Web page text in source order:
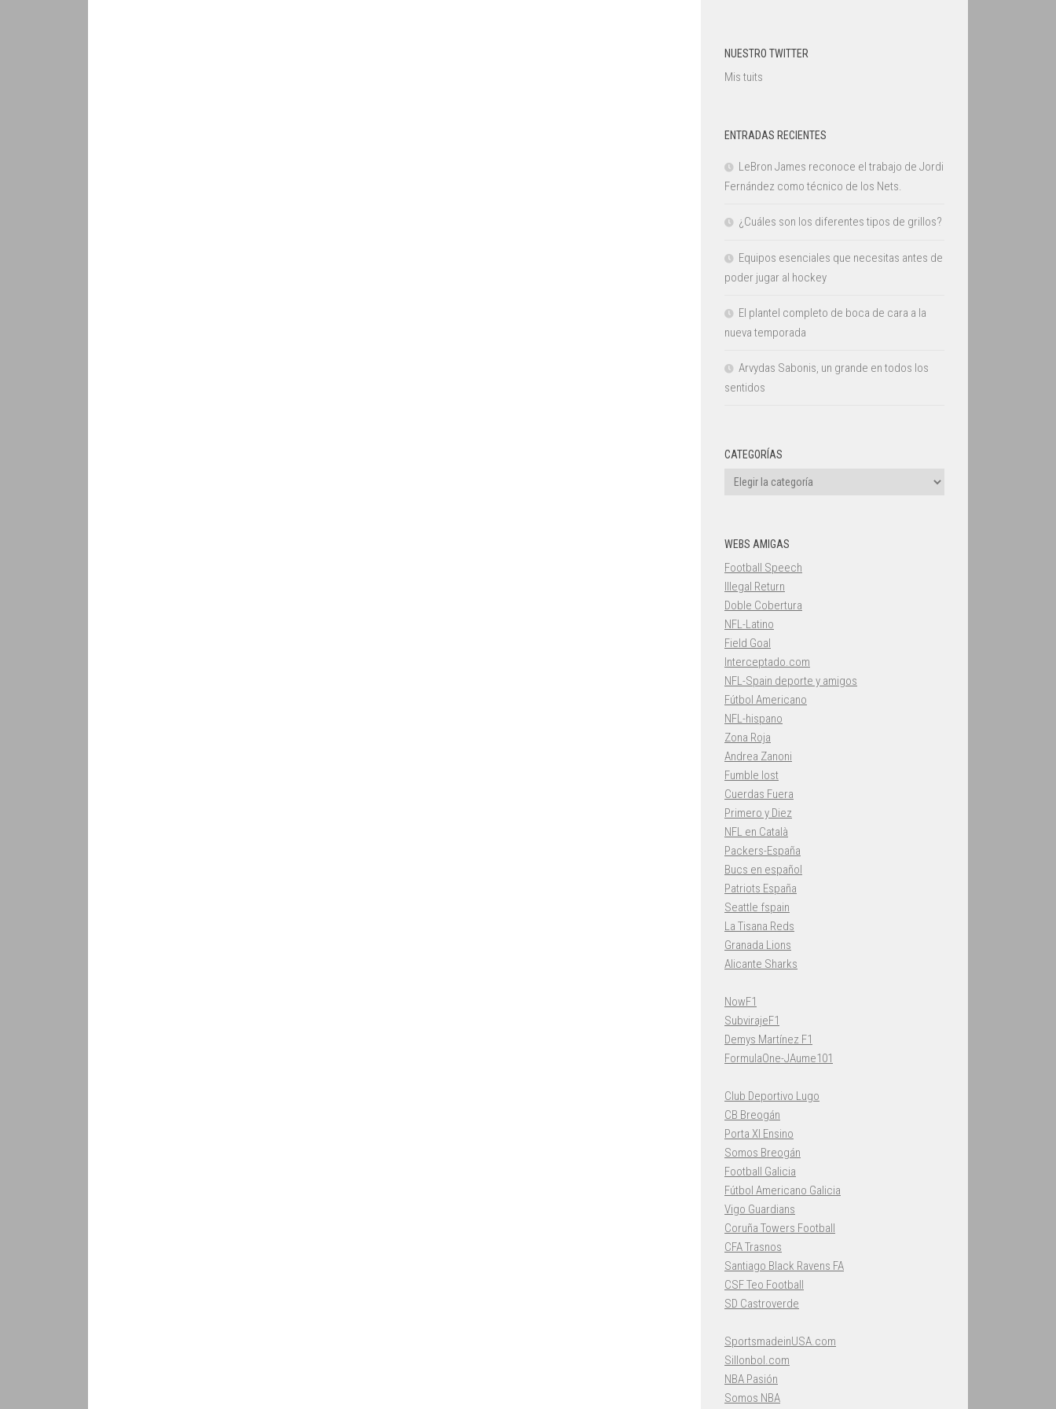
NUESTRO TWITTER
Mis tuits
ENTRADAS RECIENTES
LeBron James reconoce el trabajo de Jordi
Fernández como técnico de los Nets.
¿Cuáles son los diferentes tipos de grillos?
Equipos esenciales que necesitas antes de
poder jugar al hockey
El plantel completo de boca de cara a la
nueva temporada
Arvydas Sabonis, un grande en todos los
sentidos
CATEGORÍAS
Categorías
WEBS AMIGAS
Football Speech
Illegal Return
Doble Cobertura
NFL-Latino
Field Goal
Interceptado.com
NFL-Spain deporte y amigos
Fútbol Americano
NFL-hispano
Zona Roja
Andrea Zanoni
Fumble lost
Cuerdas Fuera
Primero y Diez
NFL en Català
Packers-España
Bucs en español
Patriots España
Seattle fspain
La Tisana Reds
Granada Lions
Alicante Sharks
NowF1
SubvirajeF1
Demys Martínez F1
FormulaOne-JAume101
Club Deportivo Lugo
CB Breogán
Porta XI Ensino
Somos Breogán
Football Galicia
Fútbol Americano Galicia
Vigo Guardians
Coruña Towers Football
CFA Trasnos
Santiago Black Ravens FA
CSF Teo Football
SD Castroverde
SportsmadeinUSA.com
Sillonbol.com
NBA Pasión
Somos NBA